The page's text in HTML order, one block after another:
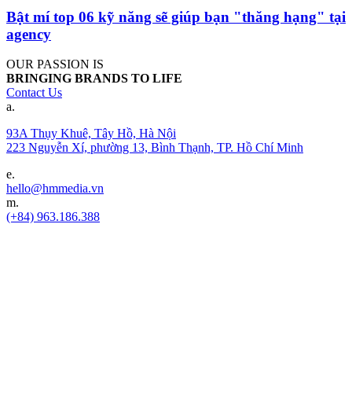
Bật mí top 06 kỹ năng sẽ giúp bạn "thăng hạng" tại
agency
OUR PASSION IS
BRINGING BRANDS TO LIFE
Contact Us
a.
93A Thụy Khuê, Tây Hồ, Hà Nội
223 Nguyễn Xí, phường 13, Bình Thạnh, TP. Hồ Chí Minh
e.
hello@hmmedia.vn
m.
(+84) 963.186.388